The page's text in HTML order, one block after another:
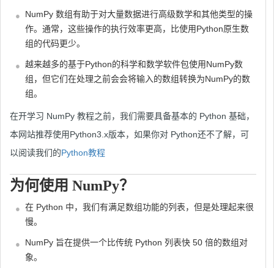
NumPy 数组有助于对大量数据进行高级数学和其他类型的操
作。通常，这些操作的执行效率更高，比使用Python原生数
组的代码更少。
越来越多的基于Python的科学和数学软件包使用NumPy数
组，但它们在处理之前会会将输入的数组转换为NumPy的数
组。
在开学习 NumPy 教程之前，我们需要具备基本的 Python 基础，
本网站推荐使用Python3.x版本，如果你对 Python还不了解，可
以阅读我们的Python教程
为何使用 NumPy？
在 Python 中，我们有满足数组功能的列表，但是处理起来很
慢。
NumPy 旨在提供一个比传统 Python 列表快 50 倍的数组对
象。